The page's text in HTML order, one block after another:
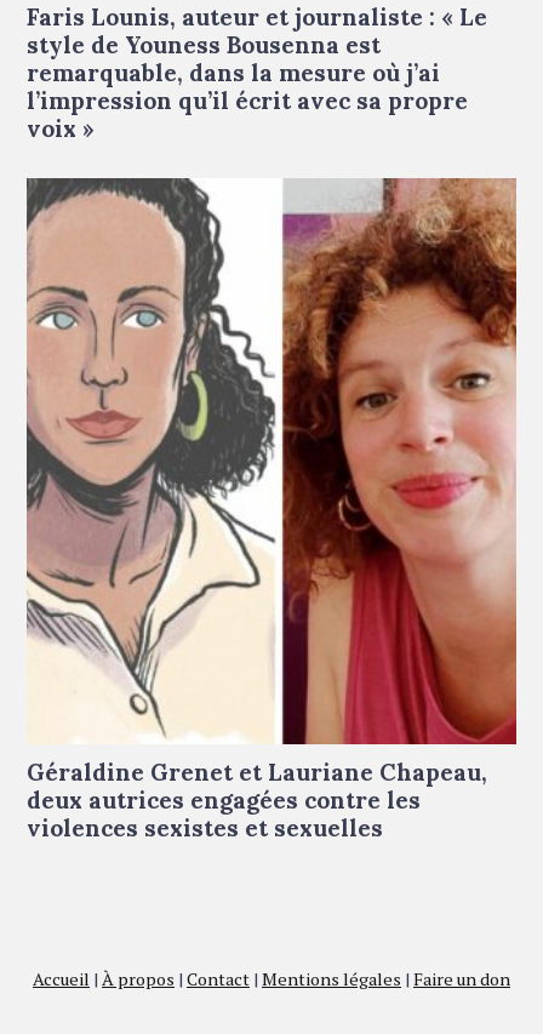
Faris Lounis, auteur et journaliste : « Le
style de Youness Bousenna est
remarquable, dans la mesure où j’ai
l’impression qu’il écrit avec sa propre
voix »
De gauche à droite : portrait dessiné de Géraldine Grenet ©
Marie-Ange Rousseau - portrait de Lauriane Chapeau © Droits
Géraldine Grenet et Lauriane Chapeau,
deux autrices engagées contre les
violences sexistes et sexuelles
Accueil | À propos | Contact | Mentions légales | Faire un don